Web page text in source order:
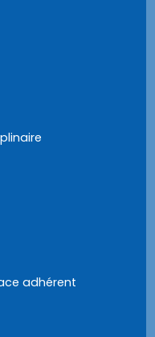
adhérent